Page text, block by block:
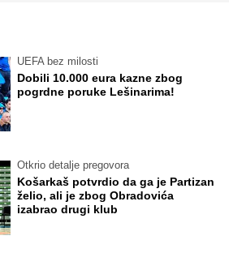
UEFA bez milosti
Dobili 10.000 eura kazne zbog
pogrdne poruke Lešinarima!
Otkrio detalje pregovora
Košarkaš potvrdio da ga je Partizan
želio, ali je zbog Obradovića
izabrao drugi klub